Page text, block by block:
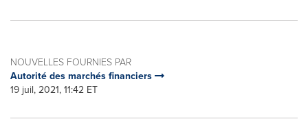
NOUVELLES FOURNIES PAR
Autorité des marchés financiers
19 juil, 2021, 11:42 ET